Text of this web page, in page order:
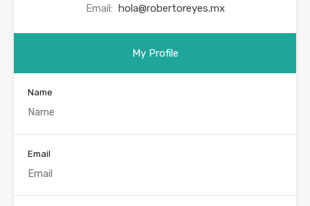
Email: hola@robertoreyes.mx
My Profile
Name
Email